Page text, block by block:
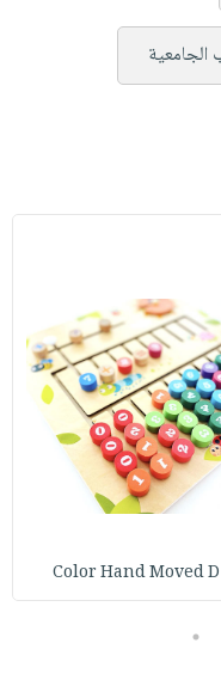
الجامعية
Color Hand Moved D
5